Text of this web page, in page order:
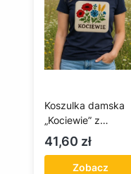
Koszulka damska
„Kociewie” z
kwiatowym wzorem
folkowym
Cena
41,60 zł
Zobacz